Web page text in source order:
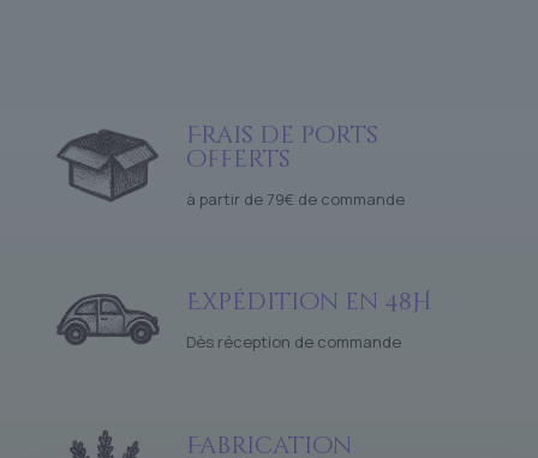
Frais de ports
offerts
à partir de 79€ de commande
Expédition en 48H
Dès réception de commande
Fabrication